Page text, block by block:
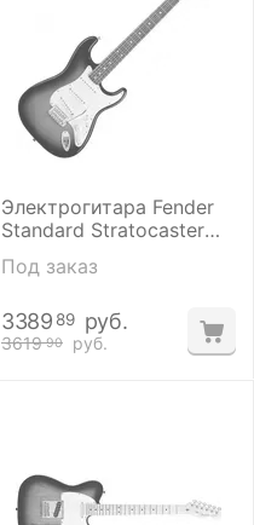
Электрогитара Fender
Standard Stratocaster
RW BSB
Под заказ
3619 90 руб.
3389 89 руб.